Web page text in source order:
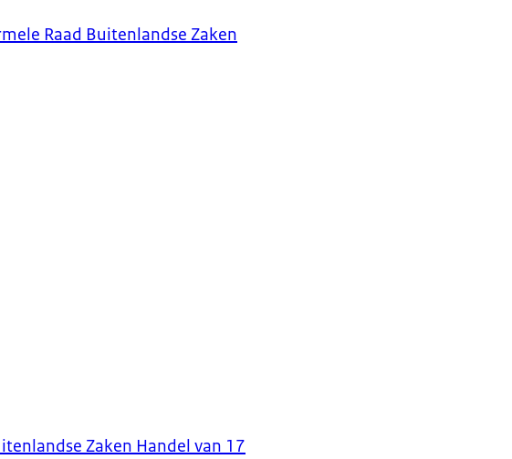
Raad Buitenlandse Zaken
Zaken Handel van 17